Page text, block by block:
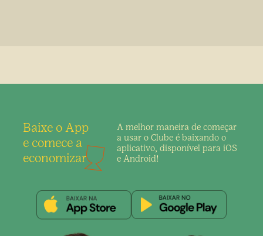
Baixe o App
e comece a
economizar
A melhor maneira de começar
a usar o Clube é baixando o
aplicativo, disponível para iOS
e Android!